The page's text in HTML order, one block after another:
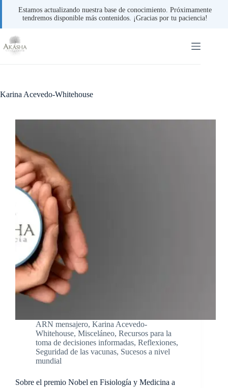
Estamos actualizando nuestra base de conocimiento. Próximamente
tendremos disponible más contenidos. ¡Gracias por tu paciencia!
contenido
Karina Acevedo-Whitehouse
ARN mensajero, Karina Acevedo-
Whitehouse, Misceláneo, Recursos para la
toma de decisiones informadas, Reflexiones,
Seguridad de las vacunas, Sucesos a nivel
mundial
Sobre el premio Nobel en Fisiología y Medicina a